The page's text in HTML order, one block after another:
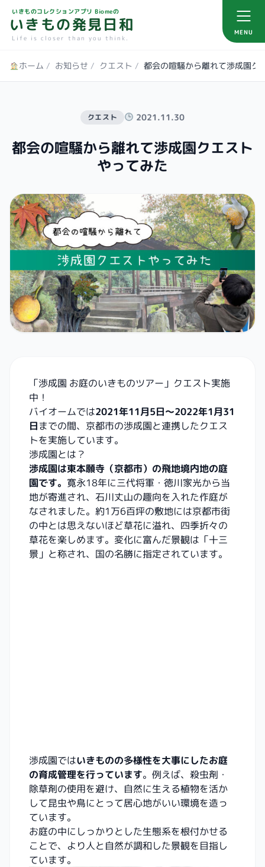
いきものコレクションアプリ Biomeの
いきもの発見日和
Life is closer than you think.
MENU
ホーム / お知らせ / クエスト / 都会の喧騒から離れて渉成園ク
クエスト 2021.11.30
都会の喧騒から離れて渉成園クエスト
やってみた
「渉成園 お庭のいきものツアー」クエスト実施
中！
バイオームでは2021年11月5日～2022年1月31
日までの間、京都市の渉成園と連携したクエス
トを実施しています。
渉成園とは？
渉成園は東本願寺（京都市）の飛地境内地の庭
園です。 寛永18年に三代将軍・徳川家光から当
地が寄進され、石川丈山の趣向を入れた作庭が
なされました。約1万6百坪の敷地には京都市街
の中とは思えないほど草花に溢れ、四季折々の
草花を楽しめます。変化に富んだ景観は「十三
景」と称され、国の名勝に指定されています。
渉成園ではいきものの多様性を大事にしたお庭
の育成管理を行っています。例えば、殺虫剤・
除草剤の使用を避け、自然に生える植物を活か
して昆虫や鳥にとって居心地がいい環境を造っ
ています。
お庭の中にしっかりとした生態系を根付かせる
ことで、より人と自然が調和した景観を目指し
ています。